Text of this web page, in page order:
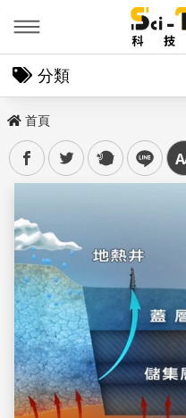
分類
首頁
facebooktwitter plurk line